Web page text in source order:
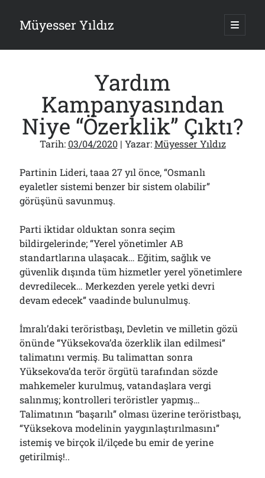
Müyesser Yıldız ana
Yan
Son Yazılar
Gazi’den Milletvekillerine Kurşun Gibi Sözler!..
Türkiye 2.0’a Gidiş!..
05/08/2026
15 Temmuz Soruları… Nasuh Mahruki’nin “Suçu”!..
Er Gaziler 20 Gün Sonra Gelen MSB Heyetine Böyle İsyan Etti:“Bizi
Teröristlere G……yle Güldürdünüz”
01/08/2026
Papazın “Komutanı” Ayasofya ve Patrikhane İçin ABD’yi Göreve
Çağırdı!..
31/07/2026
Arşivler
Arşivler
Yardım
Kampanyasından
Niye “Özerklik” Çıktı?
Tarih: 03/04/2020| Yazar:Müyesser Yıldız
Partinin Lideri, taaa 27 yıl önce, “Osmanlı
eyaletler sistemi benzer bir sistem olabilir”
görüşünü savunmuş.
Parti iktidar olduktan sonra seçim
bildirgelerinde; “Yerel yönetimler AB
standartlarına ulaşacak… Eğitim, sağlık ve
güvenlik dışında tüm hizmetler yerel yönetimlere
devredilecek… Merkezden yerele yetki devri
devam edecek” vaadinde bulunulmuş.
İmralı’daki teröristbaşı, Devletin ve milletin gözü
önünde “Yüksekova’da özerklik ilan edilmesi”
talimatını vermiş. Bu talimattan sonra
Yüksekova’da terör örgütü tarafından sözde
mahkemeler kurulmuş, vatandaşlara vergi
salınmış; kontrolleri teröristler yapmış…
Talimatının “başarılı” olması üzerine teröristbaşı,
“Yüksekova modelinin yaygınlaştırılmasını”
istemiş ve birçok il/ilçede bu emir de yerine
getirilmiş!..